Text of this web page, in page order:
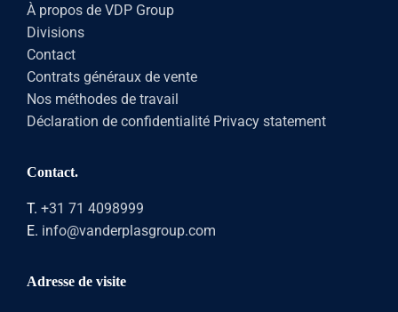
À propos de VDP Group
Divisions
Contact
Contrats généraux de vente
Nos méthodes de travail
Déclaration de confidentialité Privacy statement
Contact.
T. +31 71 4098999
E. info@vanderplasgroup.com
Adresse de visite